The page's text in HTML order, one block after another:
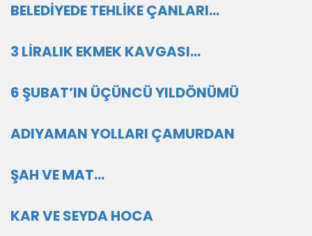
BELEDİYEDE TEHLİKE ÇANLARI…
3 LİRALIK EKMEK KAVGASI…
6 ŞUBAT’IN ÜÇÜNCÜ YILDÖNÜMÜ
ADIYAMAN YOLLARI ÇAMURDAN
ŞAH VE MAT…
KAR VE SEYDA HOCA